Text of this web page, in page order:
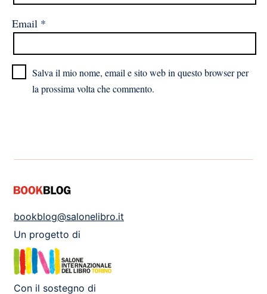
Email *
Salva il mio nome, email e sito web in questo browser per
la prossima volta che commento.
bookblog@salonelibro.it
Un progetto di
Con il sostegno di